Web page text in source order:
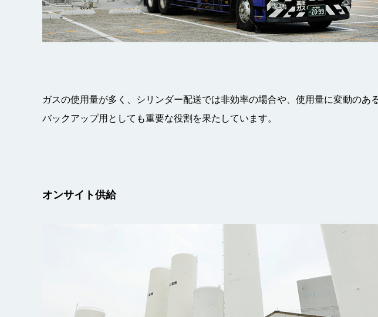
ガスの使用量が多く、シリンダー配送では非効率の場合や、使用量に変動の
バックアップ用としても重要な役割を果たしています。
オンサイト供給